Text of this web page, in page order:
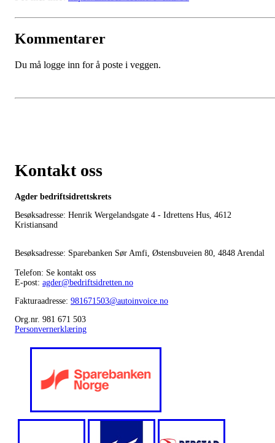
Kommentarer
Du må logge inn for å poste i veggen.
Kontakt oss
Agder bedriftsidrettskrets
Besøksadresse: Henrik Wergelandsgate 4 - Idrettens Hus, 4612
Kristiansand
Besøksadresse: Sparebanken Sør Amfi, Østensbuveien 80, 4848 Arendal
Telefon: Se kontakt oss
E-post: agder@bedriftsidretten.no
Fakturaadresse: 981671503@autoinvoice.no
Org.nr. 981 671 503
Personvernerklæring